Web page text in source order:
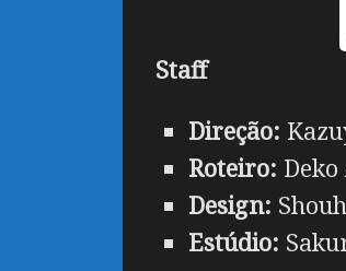
Staff
Direção:
Roteiro:
Design:
Estúdio: